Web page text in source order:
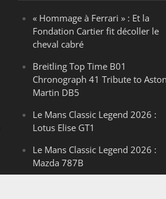
« Hommage à Ferrari » : Et la
Fondation Cartier fit décoller le
cheval cabré
Breitling Top Time B01
Chronograph 41 Tribute to Aston
Martin DB5
Le Mans Classic Legend 2026 :
Lotus Elise GT1
Le Mans Classic Legend 2026 :
Mazda 787B